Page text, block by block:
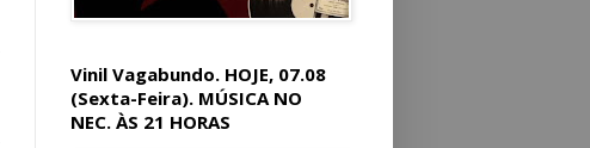
Vinil Vagabundo. HOJE, 07.08
(Sexta-Feira). MÚSICA NO
NEC. ÀS 21 HORAS